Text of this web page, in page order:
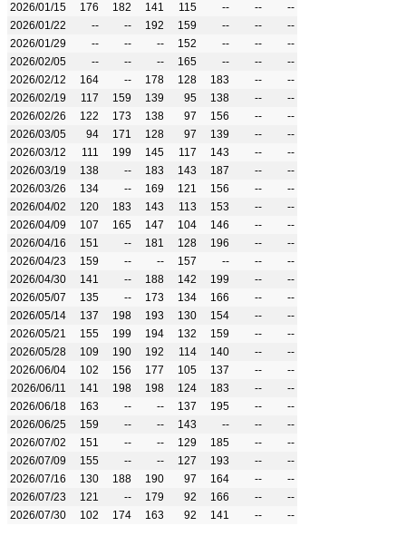
2026/01/15
176 182 141 115 -- --
--
2026/01/22
-- -- 192 159 -- --
--
2026/01/29
-- -- -- 152 -- --
--
2026/02/05
-- -- -- 165 -- --
--
2026/02/12
164 -- 178 128 183 --
--
2026/02/19
117 159 139 95 138 --
--
2026/02/26
122 173 138 97 156 --
--
2026/03/05
94 171 128 97 139 --
--
2026/03/12
111 199 145 117 143 --
--
2026/03/19
138 -- 183 143 187 --
--
2026/03/26
134 -- 169 121 156 --
--
2026/04/02
120 183 143 113 153 --
--
2026/04/09
107 165 147 104 146 --
--
2026/04/16
151 -- 181 128 196 --
--
2026/04/23
159 -- -- 157 -- --
--
2026/04/30
141 -- 188 142 199 --
--
2026/05/07
135 -- 173 134 166 --
--
2026/05/14
137 198 193 130 154 --
--
2026/05/21
155 199 194 132 159 --
--
2026/05/28
109 190 192 114 140 --
--
2026/06/04
102 156 177 105 137 --
--
2026/06/11
141 198 198 124 183 --
--
2026/06/18
163 -- -- 137 195 --
--
2026/06/25
159 -- -- 143 -- --
--
2026/07/02
151 -- -- 129 185 --
--
2026/07/09
155 -- -- 127 193 --
--
2026/07/16
130 188 190 97 164 --
--
2026/07/23
121 -- 179 92 166 --
--
2026/07/30
102 174 163 92 141 -- --